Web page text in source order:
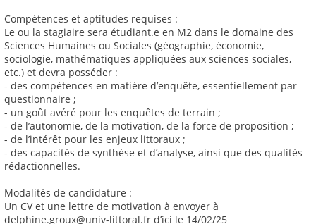
Compétences et aptitudes requises :
Le ou la stagiaire sera étudiant.e en M2 dans le domaine des
Sciences Humaines ou Sociales (géographie, économie,
sociologie, mathématiques appliquées aux sciences sociales,
etc.) et devra posséder :
- des compétences en matière d’enquête, essentiellement par
questionnaire ;
- un goût avéré pour les enquêtes de terrain ;
- de l’autonomie, de la motivation, de la force de proposition ;
- de l’intérêt pour les enjeux littoraux ;
- des capacités de synthèse et d’analyse, ainsi que des qualités
rédactionnelles.
Modalités de candidature :
Un CV et une lettre de motivation à envoyer à
delphine.groux@univ-littoral.fr d’ici le 14/02/25